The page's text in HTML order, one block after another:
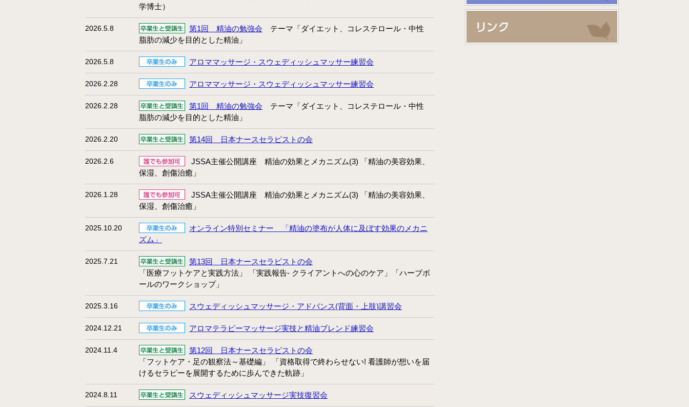
学博士）
2026.5.8 第1回 精油の勉強会 テーマ「ダイエット、コレステロール・中性
脂肪の減少を目的とした精油」
2026.5.8 アロママッサージ・スウェディッシュマッサー練習会
2026.2.28 アロママッサージ・スウェディッシュマッサー練習会
2026.2.28 第1回 精油の勉強会 テーマ「ダイエット、コレステロール・中性
脂肪の減少を目的とした精油」
2026.2.20 第14回 日本ナースセラピストの会
2026.2.6
JSSA主催公開講座 精油の効果とメカニズム(3) 「精油の美容効果、
保湿、創傷治癒」
2026.1.28
JSSA主催公開講座 精油の効果とメカニズム(3) 「精油の美容効果、
保湿、創傷治癒」
2025.10.20
オンライン特別セミナー 「精油の塗布が人体に及ぼす効果のメカニ
ズム」
2025.7.21
第13回 日本ナースセラピストの会
「医療フットケアと実践方法」 「実践報告- クライアントへの心のケア」「ハーブボ
ールのワークショップ」
2025.3.16 スウェディッシュマッサージ・アドバンス(背面・上肢)講習会
2024.12.21 アロマテラピーマッサージ実技と精油ブレンド練習会
2024.11.4
第12回 日本ナースセラピストの会
「フットケア・足の観察法～基礎編」 「資格取得で終わらせない! 看護師が想いを届
けるセラピーを展開するために歩んできた軌跡」
2024.8.11 スウェディッシュマッサージ実技復習会